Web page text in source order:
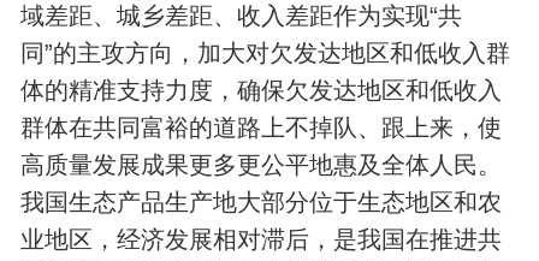
域差距、城乡差距、收入差距作为实现“共
同”的主攻方向，加大对欠发达地区和低收入群
体的精准支持力度，确保欠发达地区和低收入
群体在共同富裕的道路上不掉队、跟上来，使
高质量发展成果更多更公平地惠及全体人民。
我国生态产品生产地大部分位于生态地区和农
业地区，经济发展相对滞后，是我国在推进共